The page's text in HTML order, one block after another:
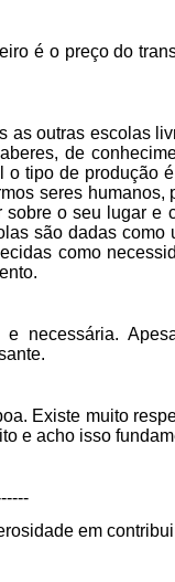
é o preço do
as outras escolas
de
o tipo de produção
seres
o seu lugar e
são dadas como
como
e necessária.
Existe muito
e acho isso
em